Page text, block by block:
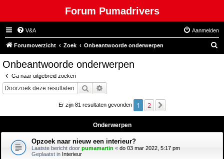
Forum Pumadrivers
V&A Aanmelden
Forumoverzicht Zoek Onbeantwoorde onderwerpen
Onbeantwoorde onderwerpen
Ga naar uitgebreid zoeken
Zoek
Er zijn 81 resultaten gevonden 1 2
Onderwerpen
Opzoek naar nieuw een interieur?
Laatste bericht door pumamartin « do 03 mar 2022, 5:17 pm
Geplaatst in Interieur